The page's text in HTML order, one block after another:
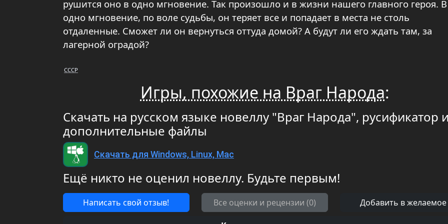
рушится оно в одно мгновение. Так произошло и в жизни нашего главного героя. В
одно мгновение, по воле судьбы, он теряет все и попадает в места не столь
отдаленные. Сможет ли он вернуться оттуда домой? А будут ли его ждать там, за
лагерной оградой?
СССР
Игры, похожие на Враг Народа:
Скачать на русском языке новеллу "Враг Народа", русификатор
дополнительные файлы
Скачать для Windows, Linux, Mac
Ещё никто не оценил новеллу. Будьте первым!
Написать свой отзыв! Все оценки и рецензии (0) Добавить в желаемое